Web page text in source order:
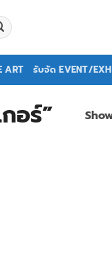
ART รับจัด EVENT/
อร์”